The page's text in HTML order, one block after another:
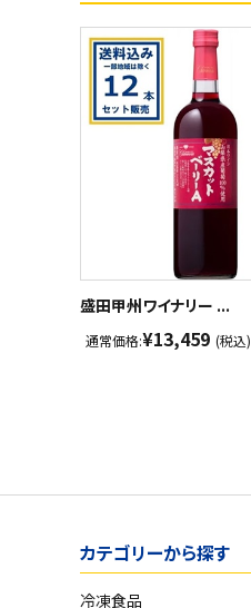
盛田甲州ワイナリー ...
通常価格:¥13,459 (税込)
カテゴリーから探す
冷凍食品